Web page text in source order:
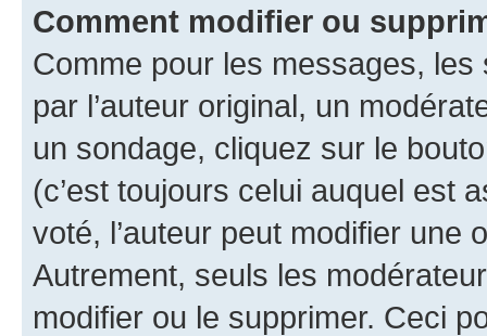
Comment modifier ou
Comme pour les messages,
par l’auteur original, un
un sondage, cliquez sur le
(c’est toujours celui auquel est
voté, l’auteur peut modifier une
Autrement, seuls les
modifier ou le supprimer. Ceci